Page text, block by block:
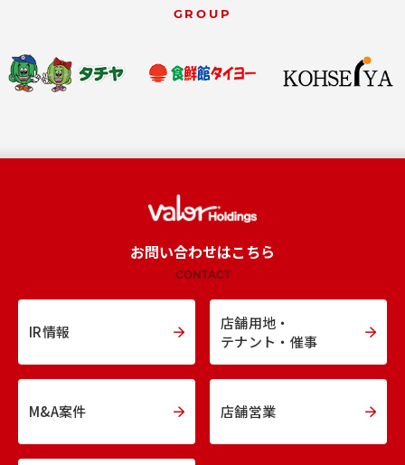
GROUP
お問い合わせはこちら
CONTACT
IR情報
店舗用地・
テナント・催事
M&A案件 店舗営業